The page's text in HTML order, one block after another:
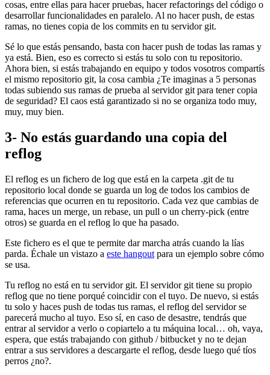
cosas, entre ellas para hacer pruebas, hacer refactorings del código o
desarrollar funcionalidades en paralelo. Al no hacer push, de estas
ramas, no tienes copia de los commits en tu servidor git.
Sé lo que estás pensando, basta con hacer push de todas las ramas y
ya está. Bien, eso es correcto si estás tu solo con tu repositorio.
Ahora bien, si estás trabajando en equipo y todos vosotros compartís
el mismo repositorio git, la cosa cambia ¿Te imaginas a 5 personas
todas subiendo sus ramas de prueba al servidor git para tener copia
de seguridad? El caos está garantizado si no se organiza todo muy,
muy, muy bien.
3- No estás guardando una copia del
reflog
El reflog es un fichero de log que está en la carpeta .git de tu
repositorio local donde se guarda un log de todos los cambios de
referencias que ocurren en tu repositorio. Cada vez que cambias de
rama, haces un merge, un rebase, un pull o un cherry-pick (entre
otros) se guarda en el reflog lo que ha pasado.
Este fichero es el que te permite dar marcha atrás cuando la lías
parda. Échale un vistazo a este hangout para un ejemplo sobre cómo
se usa.
Tu reflog no está en tu servidor git. El servidor git tiene su propio
reflog que no tiene porqué coincidir con el tuyo. De nuevo, si estás
tu solo y haces push de todas tus ramas, el reflog del servidor se
parecerá mucho al tuyo. Eso sí, en caso de desastre, tendrás que
entrar al servidor a verlo o copiartelo a tu máquina local… oh, vaya,
espera, que estás trabajando con github / bitbucket y no te dejan
entrar a sus servidores a descargarte el reflog, desde luego qué tíos
perros ¿no?.